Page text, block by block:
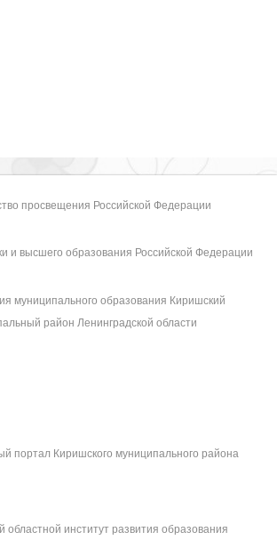
просвещения Российской Федерации
и высшего образования Российской Федерации
муниципального образования Киришский
район Ленинградской области
портал Киришского муниципального района
областной институт развития образования